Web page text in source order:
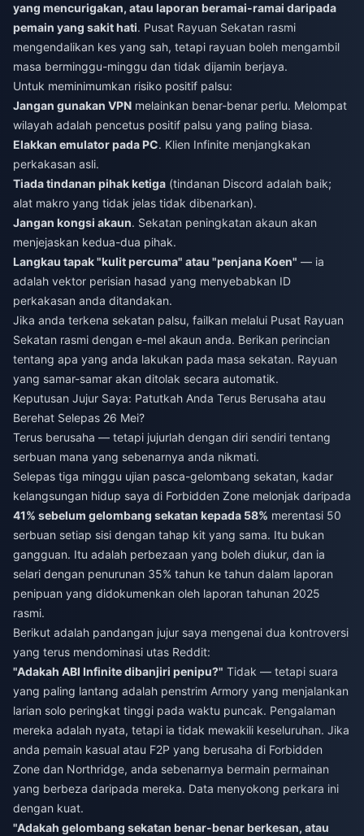
yang mencurigakan, atau laporan beramai-ramai daripada
pemain yang sakit hati. Pusat Rayuan Sekatan rasmi
mengendalikan kes yang sah, tetapi rayuan boleh mengambil
masa berminggu-minggu dan tidak dijamin berjaya.
Untuk meminimumkan risiko positif palsu:
Jangan gunakan VPN melainkan benar-benar perlu. Melompat
wilayah adalah pencetus positif palsu yang paling biasa.
Elakkan emulator pada PC. Klien Infinite menjangkakan
perkakasan asli.
Tiada tindanan pihak ketiga (tindanan Discord adalah baik;
alat makro yang tidak jelas tidak dibenarkan).
Jangan kongsi akaun. Sekatan peningkatan akaun akan
menjejaskan kedua-dua pihak.
Langkau tapak "kulit percuma" atau "penjana Koen" — ia
adalah vektor perisian hasad yang menyebabkan ID
perkakasan anda ditandakan.
Jika anda terkena sekatan palsu, failkan melalui Pusat Rayuan
Sekatan rasmi dengan e-mel akaun anda. Berikan perincian
tentang apa yang anda lakukan pada masa sekatan. Rayuan
yang samar-samar akan ditolak secara automatik.
Keputusan Jujur Saya: Patutkah Anda Terus Berusaha atau
Berehat Selepas 26 Mei?
Terus berusaha — tetapi jujurlah dengan diri sendiri tentang
serbuan mana yang sebenarnya anda nikmati.
Selepas tiga minggu ujian pasca-gelombang sekatan, kadar
kelangsungan hidup saya di Forbidden Zone melonjak daripada
41% sebelum gelombang sekatan kepada 58% merentasi 50
serbuan setiap sisi dengan tahap kit yang sama. Itu bukan
gangguan. Itu adalah perbezaan yang boleh diukur, dan ia
selari dengan penurunan 35% tahun ke tahun dalam laporan
penipuan yang didokumenkan oleh laporan tahunan 2025
rasmi.
Berikut adalah pandangan jujur saya mengenai dua kontroversi
yang terus mendominasi utas Reddit:
"Adakah ABI Infinite dibanjiri penipu?" Tidak — tetapi suara
yang paling lantang adalah penstrim Armory yang menjalankan
larian solo peringkat tinggi pada waktu puncak. Pengalaman
mereka adalah nyata, tetapi ia tidak mewakili keseluruhan. Jika
anda pemain kasual atau F2P yang berusaha di Forbidden
Zone dan Northridge, anda sebenarnya bermain permainan
yang berbeza daripada mereka. Data menyokong perkara ini
dengan kuat.
"Adakah gelombang sekatan benar-benar berkesan, atau